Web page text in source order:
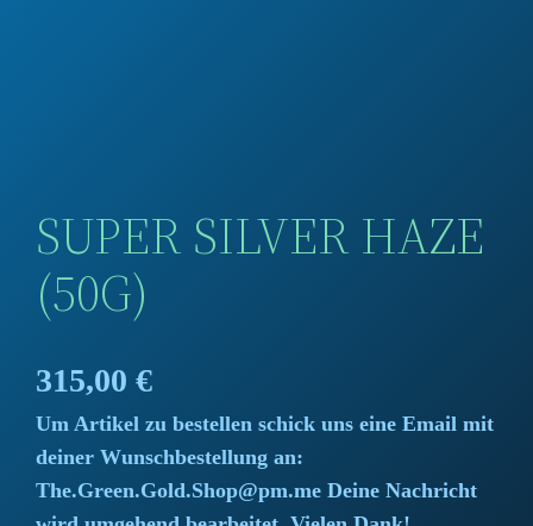
SUPER SILVER HAZE
(50G)
315,00€
Um Artikel zu bestellen schick uns eine Email mit
deiner Wunschbestellung an:
The.Green.Gold.Shop@pm.me Deine Nachricht